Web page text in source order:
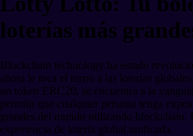
loterías más
Blockchain technology ha estado
ahora le toca el turno a las loterías
un token ERC20, se encuentra a la
permitir que cualquier persona tenga
grandes del mundo utilizando blockchain,
experiencia de lotería global unificada.